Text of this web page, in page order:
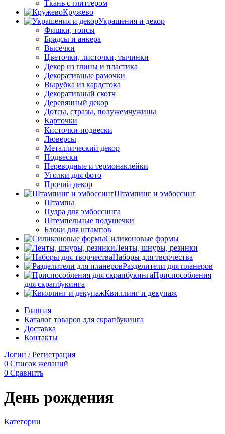
Ткань с глиттером
Кружево
Украшения и декор
Фишки, топсы
Брадсы и анкера
Высечки
Цветочки, листочки, тычинки
Декор из глины и пластика
Декоративные рамочки
Вырубка из кардстока
Декоративный скотч
Деревянный декор
Дотсы, стразы, полужемчужины
Карточки
Кисточки-подвески
Люверсы
Металлический декор
Подвески
Переводные и термонаклейки
Уголки для фото
Прочий декор
Штампинг и эмбоссинг
Штампы
Пудра для эмбоссинга
Штемпельные подушечки
Блоки для штампов
Силиконовые формы
Ленты, шнуры, резинки
Наборы для творчества
Разделители для планеров
Приспособления
для скрапбукинга
Квиллинг и декупаж
Главная
Каталог товаров для скрапбукинга
Доставка
Контакты
Логин / Регистрация
0 Список желаний
0 Сравнить
День рождения
Категории